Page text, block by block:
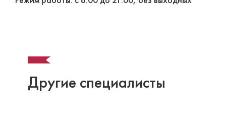
Другие специалисты